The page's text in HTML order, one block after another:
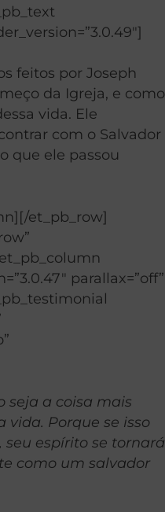
feitos por Joseph
da Igreja, e como
vida. Ele
com o Salvador
que ele passou
et_pb_row]
parallax=”off”
seja a coisa mais
vida. Porque se isso
seu espírito se tornará
como um salvador